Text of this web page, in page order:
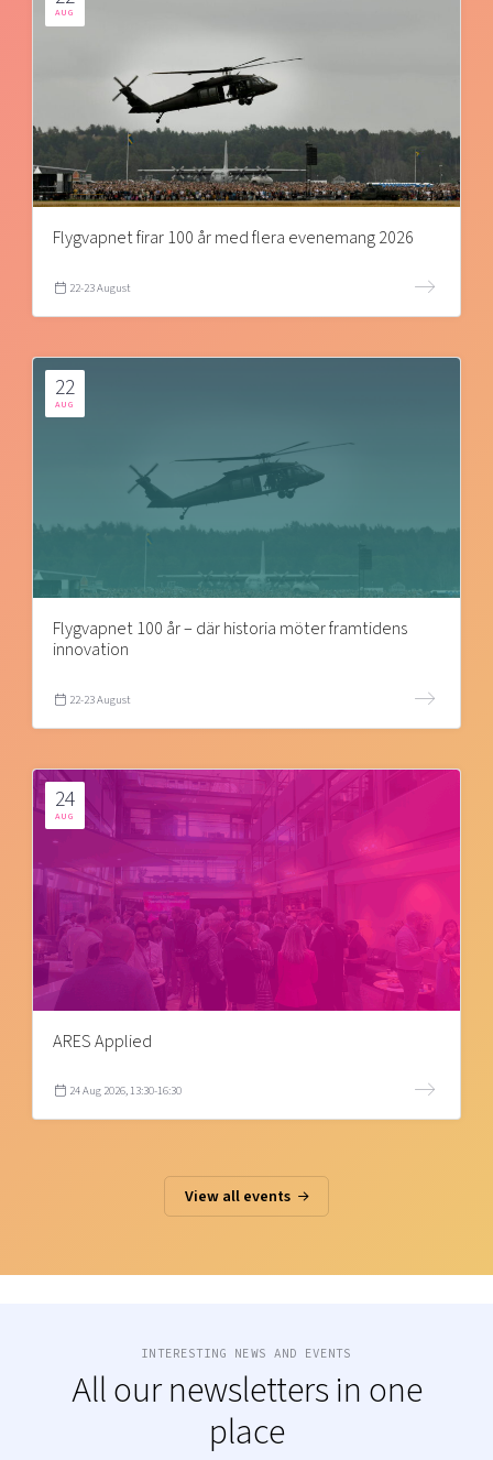
AUG
Flygvapnet firar 100 år med flera evenemang 2026
22-23 August
22
AUG
Flygvapnet 100 år – där historia möter framtidens
innovation
22-23 August
24
AUG
ARES Applied
24 Aug 2026, 13:30-16:30
View all events
INTERESTING NEWS AND EVENTS
All our newsletters in one
place